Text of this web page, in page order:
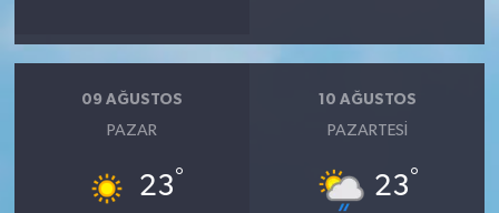
09 AĞUSTOS
PAZAR
23°
10 AĞUSTOS
PAZARTESI
23°